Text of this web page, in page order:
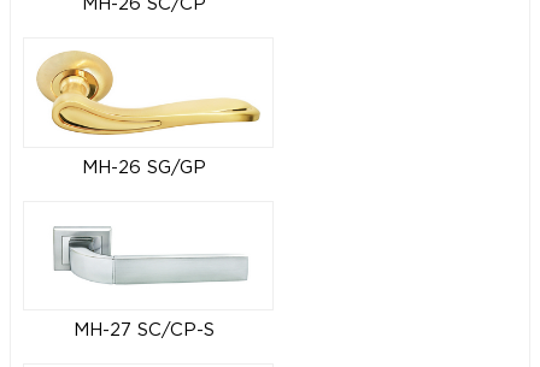
MH-26 SC/CP
MH-26 SG/GP
MH-27 SC/CP-S